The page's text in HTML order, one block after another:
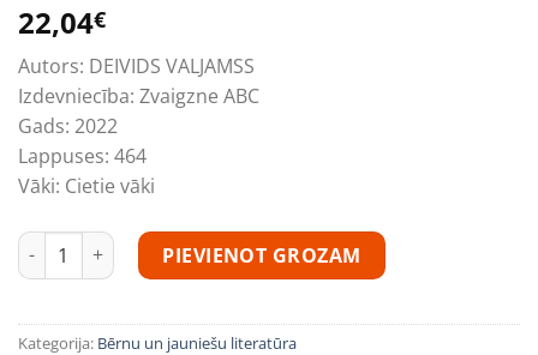
22,04€
Autors: DEIVIDS VALJAMSS
Izdevniecība: Zvaigzne ABC
Gads: 2022
Lappuses: 464
Vāki: Cietie vāki
Bakingemas pils briesmonis daudzums
PIEVIENOT GROZAM
Kategorija: Bērnu un jauniešu literatūra